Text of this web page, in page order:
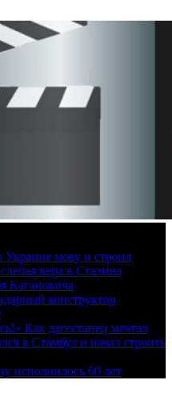
мову и строил
вера в Сталина
Кагановича
конструктор
Как дагестанец мечтал
в Стамбул и начал строить
исполнилось 60 лет